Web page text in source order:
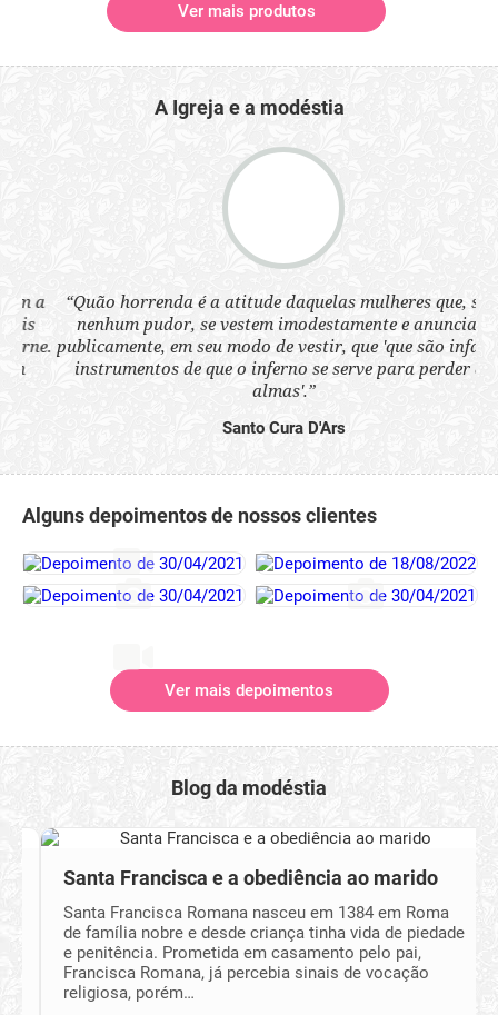
Ver mais produtos
A Igreja e a modéstia
“Quão horrenda é a atitude daquelas mulheres que, sem
nenhum pudor, se vestem imodestamente e anunciam
publicamente, em seu modo de vestir, que 'que são infames
instrumentos de que o inferno se serve para perder as
almas'.”
Santo Cura D'Ars
Alguns depoimentos de nossos clientes
Ver mais depoimentos
Blog da modéstia
Santa Francisca e a obediência ao marido
Santa Francisca Romana nasceu em 1384 em Roma
de família nobre e desde criança tinha vida de piedade
e penitência. Prometida em casamento pelo pai,
Francisca Romana, já percebia sinais de vocação
religiosa, porém…